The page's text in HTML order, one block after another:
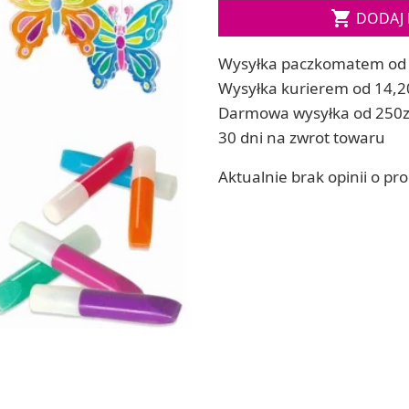
ręcznych
Soda, kwasek, formy do kul do kąpieli
Dodatki: barwniki i zapachy
RZEŹBA, GLINY I ODLEWY
Lepienie i rzeźbienie
Odlewy dekoracyjne
Tworzenie z gliny polimerowej
Modelowanie dla dzieci
 DODAJ
Wysyłka paczkomatem od
Wysyłka kurierem od
Darmowa wysyłka od
30 dni na zwrot towaru
Aktualnie brak opinii o